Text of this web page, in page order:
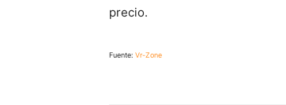
precio.
Fuente: Vr-Zone